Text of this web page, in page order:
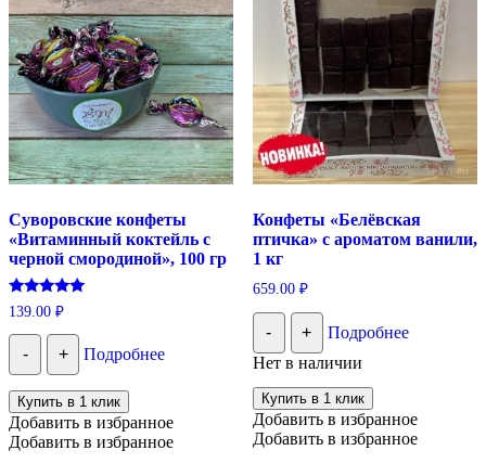
Суворовские конфеты
«Витаминный коктейль с
черной смородиной», 100 гр
Оценка
5.00
из 5
139.00 ₽
- + Подробнее
Купить в 1 клик
Добавить в избранное
Добавить в избранное
Конфеты «Белёвская
птичка» с ароматом ванили,
1 кг
659.00 ₽
- +
Подробнее
Нет в наличии
Купить в 1 клик
Добавить в избранное
Добавить в избранное